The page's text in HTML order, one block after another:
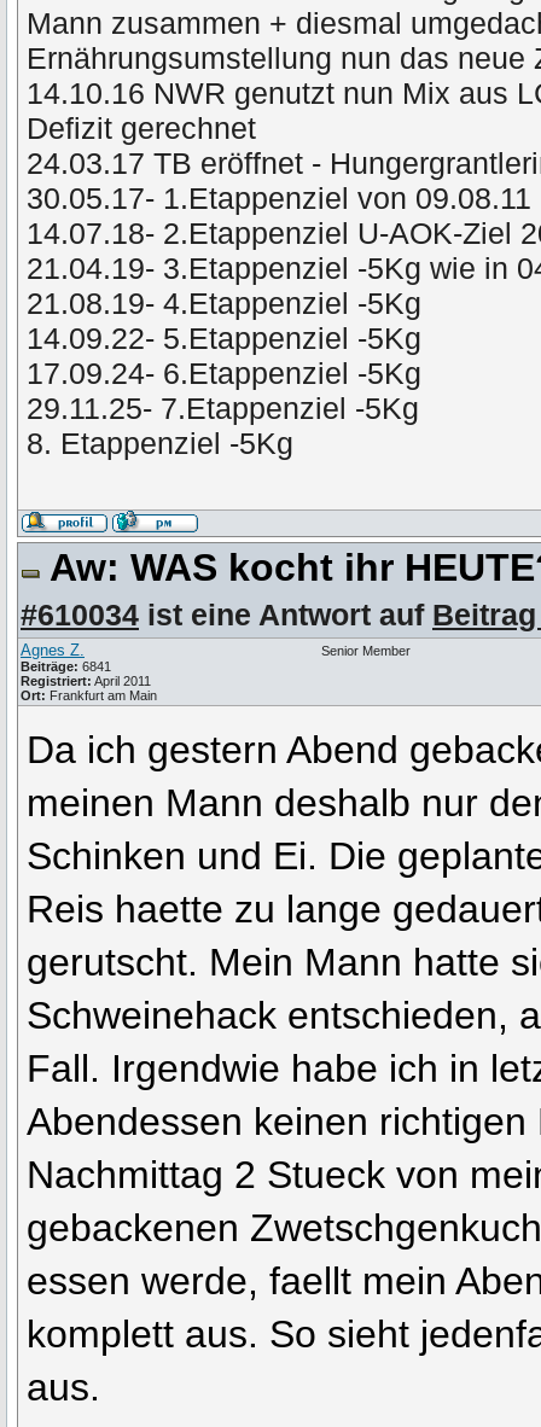
Mann zusammen + diesmal
Ernährungsumstellung nun das neue
14.10.16 NWR genutzt nun Mix aus
Defizit gerechnet
24.03.17 TB eröffnet -
30.05.17- 1.Etappenziel von 09.08.11
14.07.18- 2.Etappenziel U-AOK-Ziel
21.04.19- 3.Etappenziel -5Kg wie in
21.08.19- 4.Etappenziel -5Kg
14.09.22- 5.Etappenziel -5Kg
17.09.24- 6.Etappenziel -5Kg
29.11.25- 7.Etappenziel -5Kg
8. Etappenziel -5Kg
Aw: WAS kocht ihr
#610034 ist eine Antwort auf Beitrag
Agnes Z.
Beiträge: 6841
Registriert: April 2011
Ort: Frankfurt am Main
Senior Member
Da ich gestern Abend
meinen Mann deshalb nur
Schinken und Ei. Die
Reis haette zu lange
gerutscht. Mein Mann hatte
Schweinehack entschieden,
Fall. Irgendwie habe ich in
Abendessen keinen
Nachmittag 2 Stueck von
gebackenen
essen werde, faellt mein
komplett aus. So sieht
aus.